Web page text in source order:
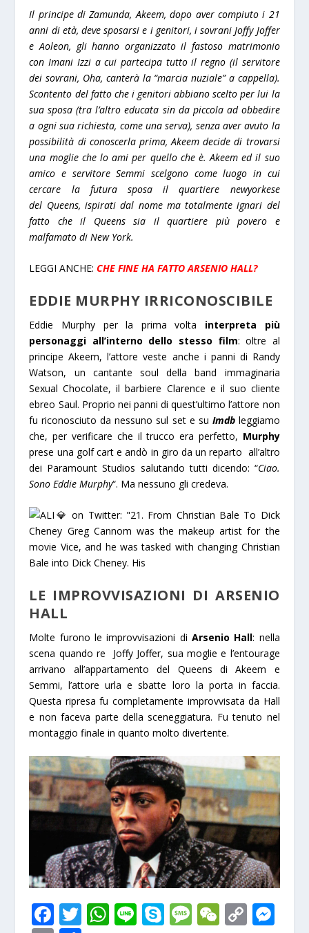
Il principe di Zamunda, Akeem, dopo aver compiuto i 21
anni di età, deve sposarsi e i genitori, i sovrani Joffy Joffer
e Aoleon, gli hanno organizzato il fastoso matrimonio
con Imani Izzi a cui partecipa tutto il regno (il servitore
dei sovrani, Oha, canterà la “marcia nuziale” a cappella).
Scontento del fatto che i genitori abbiano scelto per lui la
sua sposa (tra l’altro educata sin da piccola ad obbedire
a ogni sua richiesta, come una serva), senza aver avuto la
possibilità di conoscerla prima, Akeem decide di trovarsi
una moglie che lo ami per quello che è. Akeem ed il suo
amico e servitore Semmi scelgono come luogo in cui
cercare la futura sposa il quartiere newyorkese
del Queens, ispirati dal nome ma totalmente ignari del
fatto che il Queens sia il quartiere più povero e
malfamato di New York.
LEGGI ANCHE:CHE FINE HA FATTO ARSENIO HALL?
EDDIE MURPHY IRRICONOSCIBILE
Eddie Murphy per la prima volta interpreta più
personaggi all’interno dello stesso film: oltre al
principe Akeem, l’attore veste anche i panni di Randy
Watson, un cantante soul della band immaginaria
Sexual Chocolate, il barbiere Clarence e il suo cliente
ebreo Saul. Proprio nei panni di quest’ultimo l’attore non
fu riconosciuto da nessuno sul set e su Imdbleggiamo
che, per verificare che il trucco era perfetto, Murphy
prese una golf cart e andò in giro da un reparto all’altro
dei Paramount Studios salutando tutti dicendo: “Ciao.
Sono Eddie Murphy“. Ma nessuno gli credeva.
LE IMPROVVISAZIONI DI ARSENIO
HALL
Molte furono le improvvisazioni di Arsenio Hall: nella
scena quando re Joffy Joffer, sua moglie e l’entourage
arrivano all’appartamento del Queens di Akeem e
Semmi, l’attore urla e sbatte loro la porta in faccia.
Questa ripresa fu completamente improvvisata da Hall
e non faceva parte della sceneggiatura. Fu tenuto nel
montaggio finale in quanto molto divertente.
F T W Li S M W C